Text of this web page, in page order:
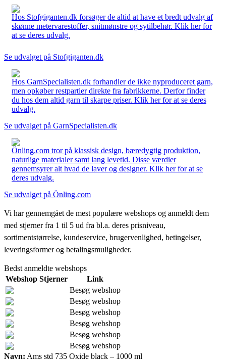
Hos Stofgiganten.dk forsøger de altid at have et bredt udvalg af
skønne metervarestoffer, snitmønstre og sytilbehør. Klik her for
at se deres udvalg.
Se udvalget på Stofgiganten.dk
Hos GarnSpecialisten.dk forhandler de ikke nyproduceret garn,
men opkøber restpartier direkte fra fabrikkerne. Derfor finder
du hos dem altid garn til skarpe priser. Klik her for at se deres
udvalg.
Se udvalget på GarnSpecialisten.dk
Önling.com tror på klassisk design, bæredygtig produktion,
naturlige materialer samt lang levetid. Disse værdier
gennemsyrer alt hvad de laver og designer. Klik her for at se
deres udvalg.
Se udvalget på Önling.com
Vi har gennemgået de mest populære webshops og anmeldt dem
med stjerner fra 1 til 5 ud fra bl.a. deres prisniveau,
sortimentstørrelse, kundeservice, brugervenlighed, betingelser,
leveringsformer og betalingsmuligheder.
Bedst anmeldte webshops
Webshop Stjerner
Link
Besøg webshop
Besøg webshop
Besøg webshop
Besøg webshop
Besøg webshop
Besøg webshop
Navn: Ams std 735 Oxide black – 1000 ml